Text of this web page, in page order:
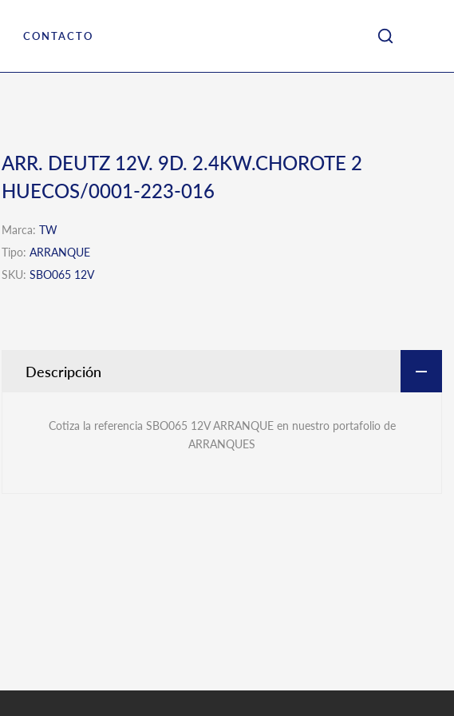
CONTACTO
ARR. DEUTZ 12V. 9D. 2.4KW.CHOROTE 2
HUECOS/0001-223-016
Marca: TW
Tipo: ARRANQUE
SKU: SBO065 12V
Descripción
Cotiza la referencia SBO065 12V ARRANQUE en nuestro portafolio de
ARRANQUES